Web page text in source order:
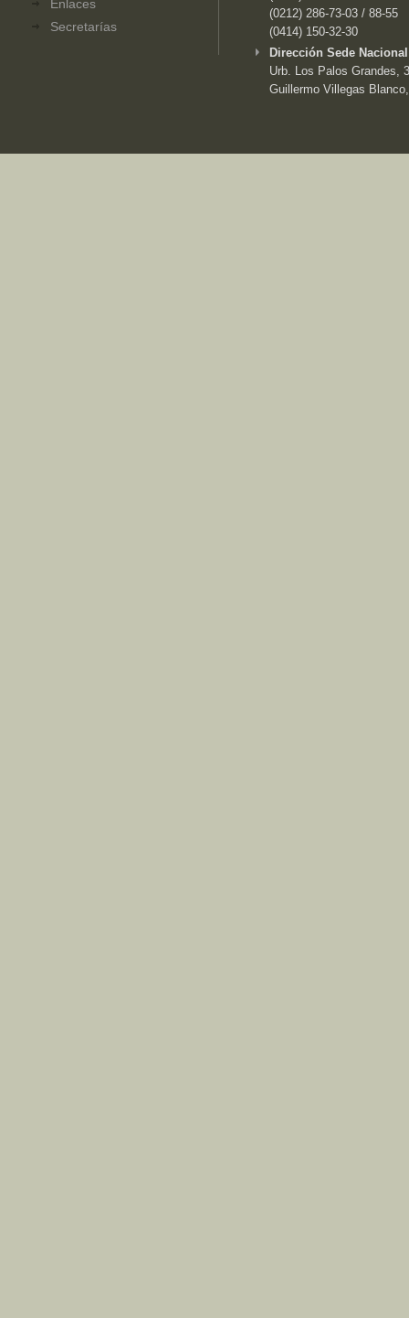
Enlaces
Secretarías
(0212) 286-73-03 / 88-55
(0414) 150-32-30
Dirección Sede
Urb. Los Palos Grandes,
Guillermo Villegas